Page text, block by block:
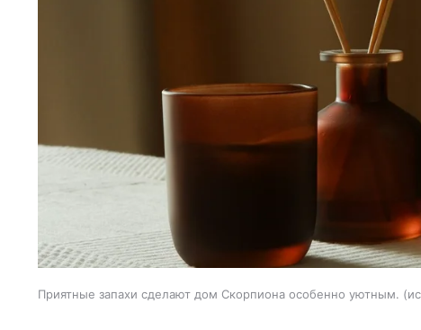
Приятные запахи сделают дом Скорпиона особенно уютным.